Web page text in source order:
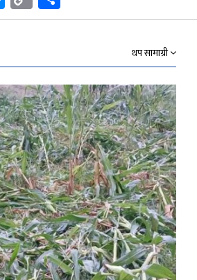
Link
थप सामाग्री